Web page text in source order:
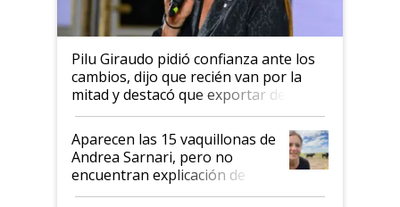
Pilu Giraudo pidió confianza ante los
cambios, dijo que recién van por la
mitad y destacó que exportar dejó de
ser "para unos pocos": "Tenemos un
mandato muy claro del gobierno
nacional"
Aparecen las 15 vaquillonas de
Andrea Sarnari, pero no
encuentran explicación de
cómo llegaron allí